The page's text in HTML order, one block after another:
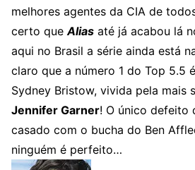
melhores agentes da CIA de
certo queAlias até já acabou lá
aqui no Brasil a série ainda está
claro que a número 1 do Top 5.5
Sydney Bristow, vivida pela mais
Jennifer Garner! O único defeito
casado com o bucha do Ben
ninguém é perfeito…